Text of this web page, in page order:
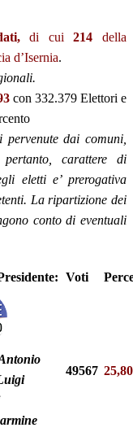
di cui214 della
d’Isernia.
con 332.379 Elettori e
dai comuni,
carattere di
eletti e’ prerogativa
La ripartizione dei
conto di eventuali
Voti
49567